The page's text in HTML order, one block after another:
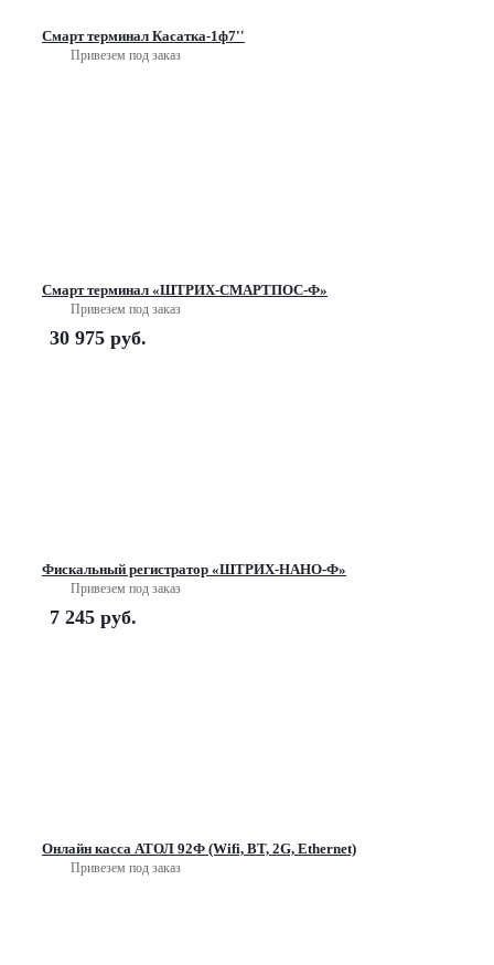
Смарт терминал Касатка-1ф7''
Привезем под заказ
Смарт терминал «ШТРИХ-СМАРТПОС-Ф»
Привезем под заказ
30 975 руб.
Фискальный регистратор «ШТРИХ-НАНО-Ф»
Привезем под заказ
7 245 руб.
Онлайн касса АТОЛ 92Ф (Wifi, BT, 2G, Ethernet)
Привезем под заказ